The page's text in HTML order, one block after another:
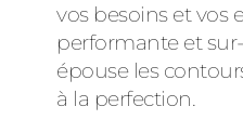
vos besoins et vos
performante et
épouse les
à la perfection.